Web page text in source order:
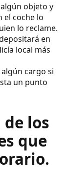
objeto y
el coche lo
lo reclame.
en
local más
cargo si
un punto
los
que